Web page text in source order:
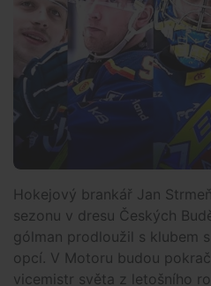
Hokejový brankář Jan
sezonu v dresu Českých
gólman prodloužil s klubem
opcí. V Motoru budou
vicemistr světa z letošního